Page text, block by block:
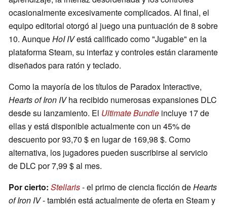
ocasionalmente excesivamente complicados. Al final, el
equipo editorial otorgó al juego una puntuación de 8 sobre
10. AunqueHoI IVestá calificado como "Jugable" en la
plataforma Steam, su interfaz y controles están claramente
diseñados para ratón y teclado.
Como la mayoría de los títulos de Paradox Interactive,
Hearts of Iron IVha recibido numerosas expansiones DLC
desde su lanzamiento. El Ultimate Bundle incluye 17 de
ellas y está disponible actualmente con un 45% de
descuento por 93,70 $ en lugar de 169,98 $. Como
alternativa, los jugadores pueden suscribirse al servicio
de DLC por 7,99 $ al mes.
Por cierto: Stellaris- el primo de ciencia ficción deHearts
of Iron IV- también está actualmente de oferta en Steam y